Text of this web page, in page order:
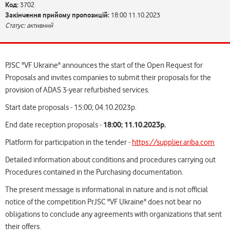
Код:3702
Закінчення прийому пропозицій: 18:00 11.10.2023
Статус: активний
PJSC "VF Ukraine" announces the start of the Open Request for
Proposals and invites companies to submit their proposals for the
provision of ADAS 3-year refurbished services.
Start date proposals - 15:00; 04.10.2023р.
End date reception proposals - 18:00; 11.10.2023р.
Platform for participation in the tender - https://supplier.ariba.com
Detailed information about conditions and procedures carrying out
Procedures contained in the Purchasing documentation.
The present message is informational in nature and is not official
notice of the competition PrJSC "VF Ukraine" does not bear no
obligations to conclude any agreements with organizations that sent
their offers.